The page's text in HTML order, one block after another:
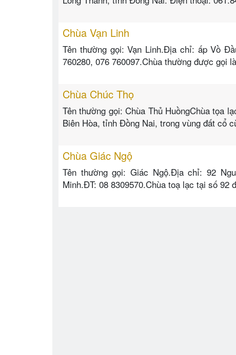
Chùa Vạn Linh
Tên thường gọi: Vạn Linh.Địa chỉ: ấp Vồ
760280, 076 760097.Chùa thường được gọi
Chùa Chúc Thọ
Tên thường gọi: Chùa Thủ HuồngChùa tọa
Biên Hòa, tỉnh Đồng Nai, trong vùng đất cổ
Chùa Giác Ngộ
Tên thường gọi: Giác Ngộ.Địa chỉ: 92
Minh.ĐT: 08 8309570.Chùa toạ lạc tại số 92